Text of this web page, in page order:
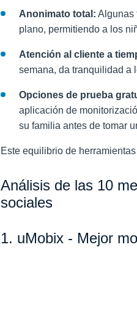
Anonimato total: Algunas
plano, permitiendo a los
Atención al cliente a
semana, da tranquilidad a
Opciones de prueba
aplicación de
su familia antes de tomar
Este equilibrio de
Análisis de las 10
sociales
1. uMobix - Mejor